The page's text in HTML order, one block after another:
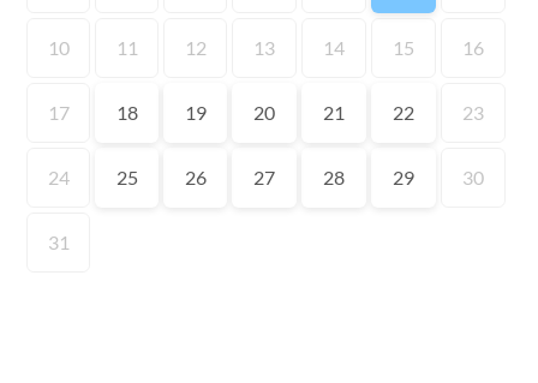
10 11 12 13 14 15 16
17 18 19 20 21 22 23
24 25 26 27 28 29 30
31